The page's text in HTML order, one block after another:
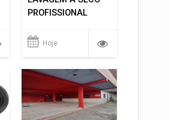
PROFISSIONAL
Hoje